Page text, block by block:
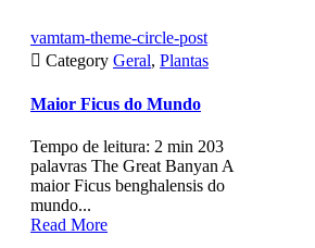
vamtam-theme-circle-post
 Category Geral, Plantas
Maior Ficus do Mundo
Tempo de leitura: 2 min 203
palavras The Great Banyan A
maior Ficus benghalensis do
mundo...
Read More